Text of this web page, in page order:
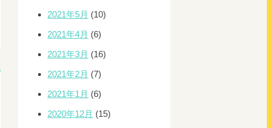
2021年5月 (10)
2021年4月 (6)
2021年3月 (16)
2021年2月 (7)
2021年1月 (6)
2020年12月 (15)